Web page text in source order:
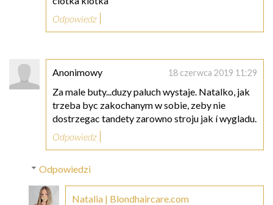
Odpowiedz
Anonimowy 18 czerwca 2019 11:29
Za male buty...duzy paluch wystaje. Natalko, jak
trzeba byc zakochanym w sobie, zeby nie
dostrzegac tandety zarowno stroju jak í wygladu.
Odpowiedz
Odpowiedzi
Natalia | Blondhaircare.com